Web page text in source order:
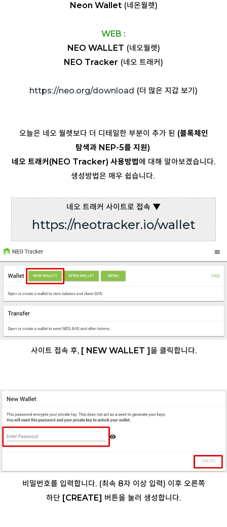
Neon Wallet (네온월렛)
WEB :
NEO WALLET (네오월렛)
NEO Tracker (네오 트래커)
https://neo.org/download (더 많은 지갑 보기)
오늘은 네오 월렛보다 더 디테일한 부분이 추가 된 (블록체인
탐색과 NEP-5를 지원)
네오 트래커(NEO Tracker) 사용방법에 대해 알아보겠습니다.
생성방법은 매우 쉽습니다.
네오 트래커 사이트로 접속 ▼
https://neotracker.io/wallet
사이트 접속 후, [ NEW WALLET ]을 클릭합니다.
비밀번호를 입력합니다. (최속 8자 이상 입력) 이후 오른쪽
하단 [CREATE] 버튼을 눌러 생성합니다.